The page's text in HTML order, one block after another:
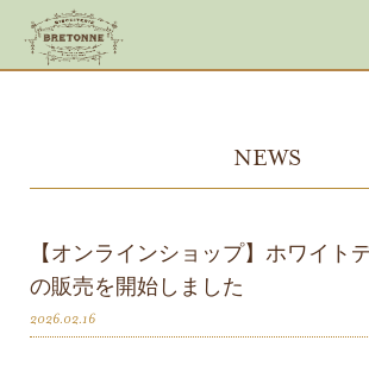
NEWS
【オンラインショップ】ホワイト
の販売を開始しました
2026.02.16